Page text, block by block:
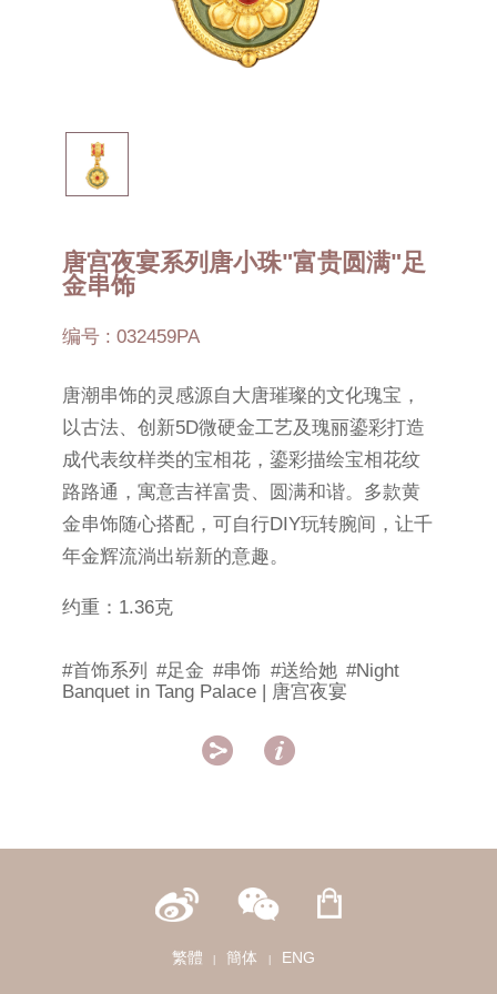
唐宫夜宴系列唐小珠"富贵圆满"足
金串饰
编号 : 032459PA
唐潮串饰的灵感源自大唐璀璨的文化瑰宝，
以古法、创新5D微硬金工艺及瑰丽鎏彩打造
成代表纹样类的宝相花，鎏彩描绘宝相花纹
路路通，寓意吉祥富贵、圆满和谐。多款黄
金串饰随心搭配，可自行DIY玩转腕间，让千
年金辉流淌出崭新的意趣。
约重：1.36克
#首饰系列 #足金 #串饰 #送给她 #Night
Banquet in Tang Palace | 唐宫夜宴
 
繁體 簡体 ENG